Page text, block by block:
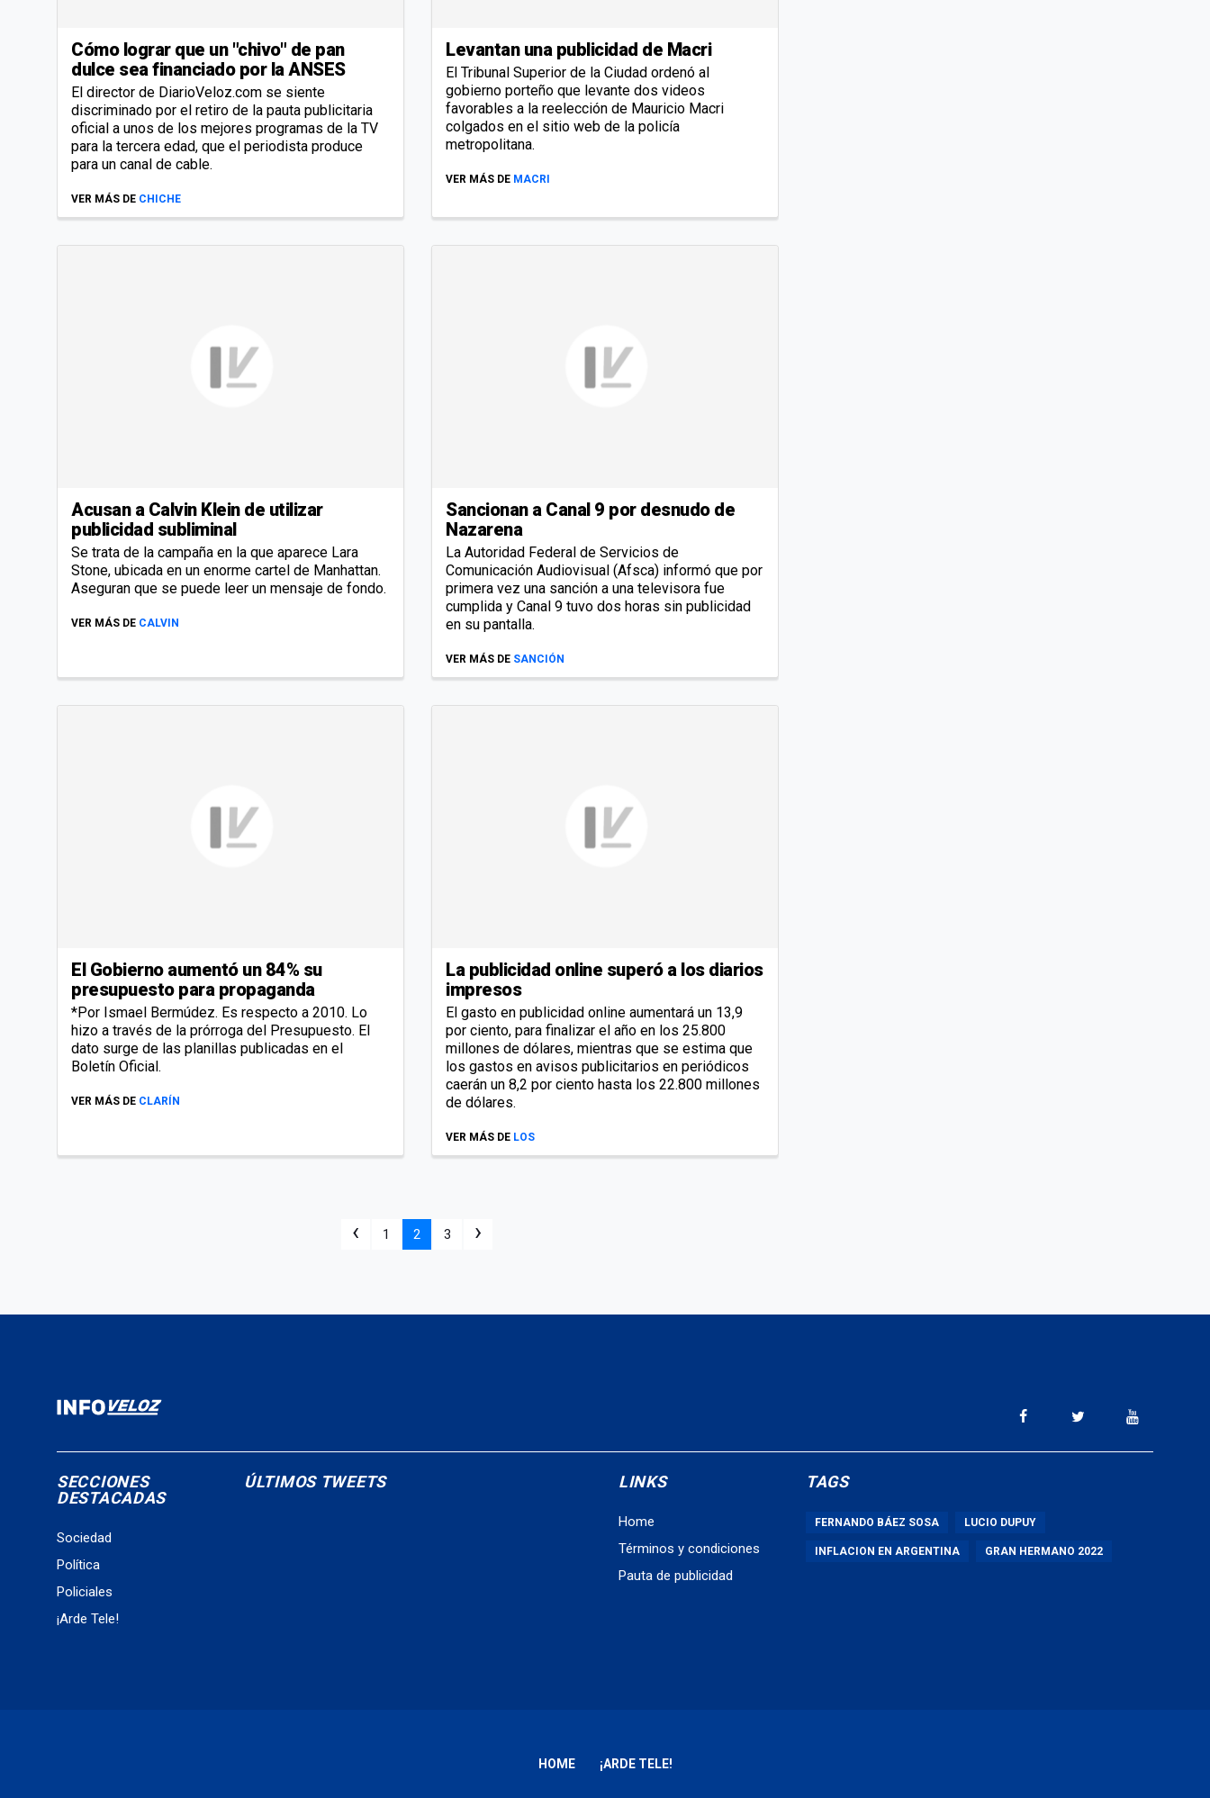
Cómo lograr que un "chivo" de pan
dulce sea financiado por la ANSES
El director de DiarioVeloz.com se siente
discriminado por el retiro de la pauta publicitaria
oficial a unos de los mejores programas de la TV
para la tercera edad, que el periodista produce
para un canal de cable.
VER MÁS DE CHICHE
Levantan una publicidad de Macri
El Tribunal Superior de la Ciudad ordenó al
gobierno porteño que levante dos videos
favorables a la reelección de Mauricio Macri
colgados en el sitio web de la policía
metropolitana.
VER MÁS DE MACRI
Acusan a Calvin Klein de utilizar
publicidad subliminal
Se trata de la campaña en la que aparece Lara
Stone, ubicada en un enorme cartel de Manhattan.
Aseguran que se puede leer un mensaje de fondo.
VER MÁS DE CALVIN
Sancionan a Canal 9 por desnudo de
Nazarena
La Autoridad Federal de Servicios de
Comunicación Audiovisual (Afsca) informó que por
primera vez una sanción a una televisora fue
cumplida y Canal 9 tuvo dos horas sin publicidad
en su pantalla.
VER MÁS DE SANCIÓN
El Gobierno aumentó un 84% su
presupuesto para propaganda
*Por Ismael Bermúdez. Es respecto a 2010. Lo
hizo a través de la prórroga del Presupuesto. El
dato surge de las planillas publicadas en el
Boletín Oficial.
VER MÁS DE CLARÍN
La publicidad online superó a los diarios
impresos
El gasto en publicidad online aumentará un 13,9
por ciento, para finalizar el año en los 25.800
millones de dólares, mientras que se estima que
los gastos en avisos publicitarios en periódicos
caerán un 8,2 por ciento hasta los 22.800 millones
de dólares.
VER MÁS DE LOS
‹ 1 2 3 ›
SECCIONES
DESTACADAS
Sociedad
Política
Policiales
¡Arde Tele!
ÚLTIMOS TWEETS LINKS
Home
Términos y condiciones
Pauta de publicidad
TAGS
FERNANDO BÁEZ SOSA LUCIO DUPUY
INFLACION EN ARGENTINA GRAN HERMANO 2022
HOME ¡ARDE TELE!